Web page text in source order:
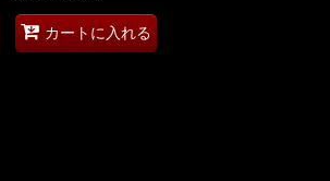
カートに入れる